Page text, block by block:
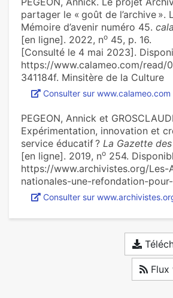
partager le « goût de l’archive ».
Mémoire d’avenir numéro 45.
[en ligne]. 2022, no 45, p. 16.
[Consulté le 4 mai 2023].
https://www.calameo.com/read/
341184f. Minsitère de la Culture
Consulter sur www.calameo.com
PEGEON, Annick et
Expérimentation, inno­va­tion et
ser­vice éducatif ? La Gazette
[en ligne]. 2019, no 254.
https://www.archivistes.org/Les-
nationales-une-refondation-
Consulter sur
Flux